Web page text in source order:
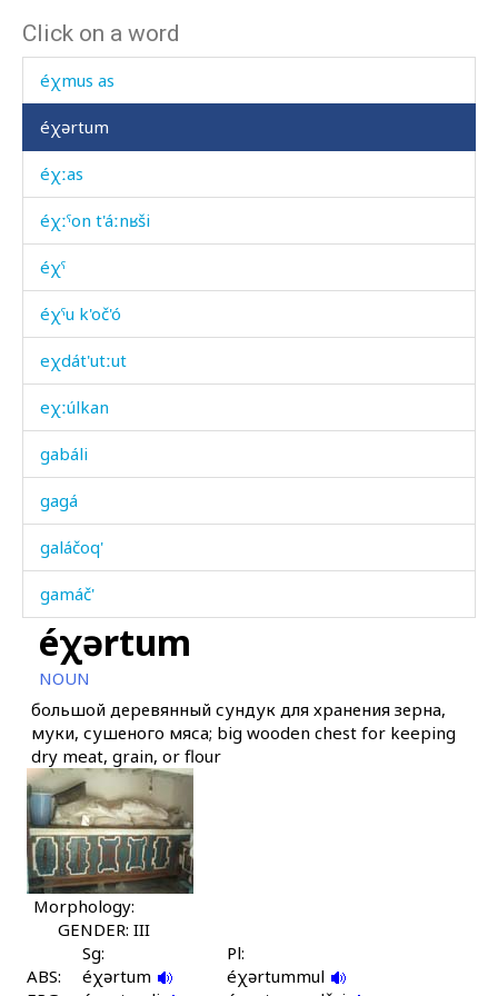
Click on a word
éχmus
éχmus as
éχərtum
éχːas
éχːˤon t'áːnʁši
éχˤ
éχˤu k'oč'ó
eχdát'utːut
eχːúlkan
gabáli
gagá
galáčoq'
gamáč'
gambá
ganá-boč'ór
ganási
gangá-bič'í
ganžá
garám
gardábil
gat'
éχərtum
NOUN
большой деревянный сундук для хранения зерна,
муки, сушеного мяса; big wooden chest for keeping
dry meat, grain, or flour
Morphology:
GENDER: III
Sg:
Pl:
ABS:
éχərtum
éχərtummul